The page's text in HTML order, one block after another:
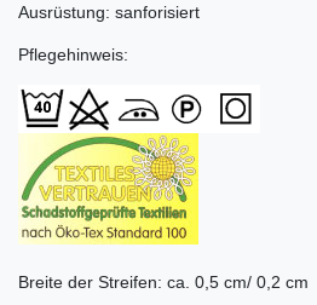
Ausrüstung: sanforisiert
Pflegehinweis:
Breite der Streifen: ca. 0,5 cm/ 0,2 cm